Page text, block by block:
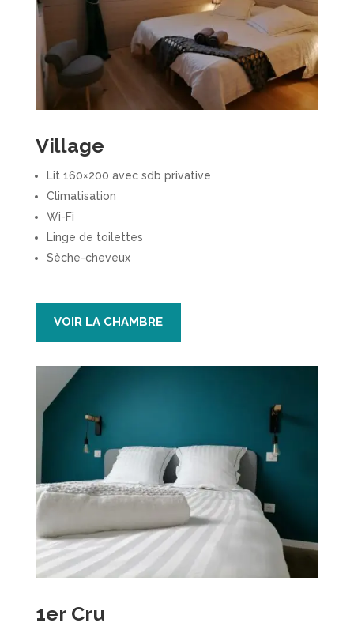
Village
Lit 160×200 avec sdb privative
Climatisation
Wi-Fi
Linge de toilettes
Sèche-cheveux
VOIR LA CHAMBRE
1er Cru